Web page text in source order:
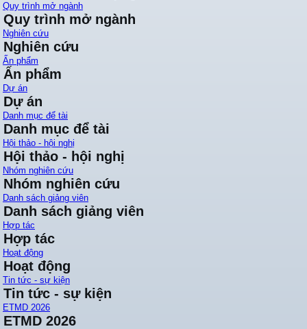
Quy trình mở ngành
Quy trình mở ngành
Nghiên cứu
Nghiên cứu
Ấn phẩm
Ấn phẩm
Dự án
Dự án
Danh mục để tài
Danh mục để tài
Hội thảo - hội nghị
Hội thảo - hội nghị
Nhóm nghiên cứu
Nhóm nghiên cứu
Danh sách giảng viên
Danh sách giảng viên
Hợp tác
Hợp tác
Hoạt động
Hoạt động
Tin tức - sự kiện
Tin tức - sự kiện
ETMD 2026
ETMD 2026